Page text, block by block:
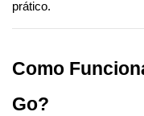
prático.
Como
Go?